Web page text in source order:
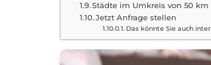
Städte im Umkreis von 50 km
Jetzt Anfrage stellen
Das könnte Sie auch